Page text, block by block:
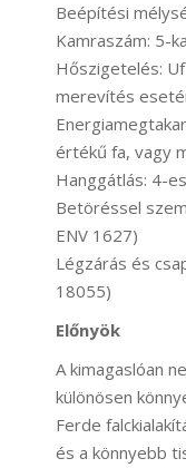
Beépítési
Kamraszám: 5-
Hőszigetelés:
merevítés
értékű fa, vagy
Hanggátlás: 4-
Betöréssel
ENV 1627)
Légzárás és
18055)
Előnyök
A kimagaslóan
különösen
Ferde
és a könnyebb